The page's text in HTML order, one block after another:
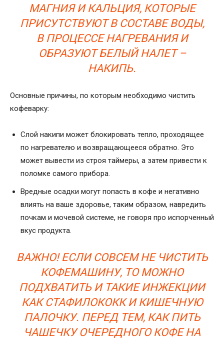
МАГНИЯ И КАЛЬЦИЯ, КОТОРЫЕ
ПРИСУТСТВУЮТ В СОСТАВЕ ВОДЫ,
В ПРОЦЕССЕ НАГРЕВАНИЯ И
ОБРАЗУЮТ БЕЛЫЙ НАЛЕТ –
НАКИПЬ.
Основные причины, по которым необходимо чистить
кофеварку:
Слой накипи может блокировать тепло, проходящее
по нагревателю и возвращающееся обратно. Это
может вывести из строя таймеры, а затем привести к
поломке самого прибора.
Вредные осадки могут попасть в кофе и негативно
влиять на ваше здоровье, таким образом, навредить
почкам и мочевой системе, не говоря про испорченный
вкус продукта.
ВАЖНО! ЕСЛИ СОВСЕМ НЕ ЧИСТИТЬ
КОФЕМАШИНУ, ТО МОЖНО
ПОДХВАТИТЬ И ТАКИЕ ИНЖЕКЦИИ
КАК СТАФИЛОКОКК И КИШЕЧНУЮ
ПАЛОЧКУ. ПЕРЕД ТЕМ, КАК ПИТЬ
ЧАШЕЧКУ ОЧЕРЕДНОГО КОФЕ НА